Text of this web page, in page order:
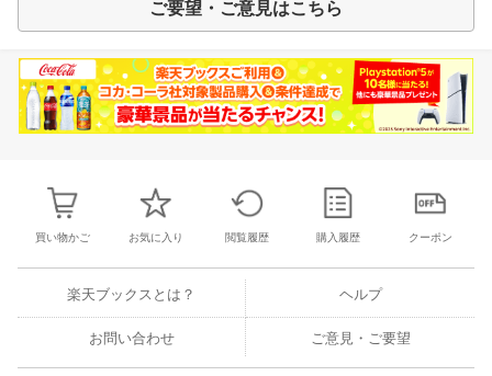
ご要望・ご意見はこちら
買い物かご お気に入り 閲覧履歴 購入履歴 クーポン
楽天ブックスとは？ ヘルプ
お問い合わせ ご意見・ご要望